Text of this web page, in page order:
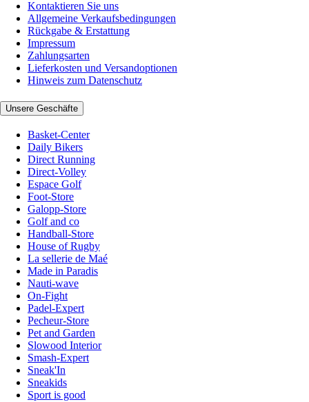
Kontaktieren Sie uns
Allgemeine Verkaufsbedingungen
Rückgabe & Erstattung
Impressum
Zahlungsarten
Lieferkosten und Versandoptionen
Hinweis zum Datenschutz
Unsere Geschäfte
Basket-Center
Daily Bikers
Direct Running
Direct-Volley
Espace Golf
Foot-Store
Galopp-Store
Golf and co
Handball-Store
House of Rugby
La sellerie de Maé
Made in Paradis
Nauti-wave
On-Fight
Padel-Expert
Pecheur-Store
Pet and Garden
Slowood Interior
Smash-Expert
Sneak'In
Sneakids
Sport is good